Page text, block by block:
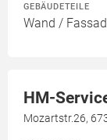
GEBÄUDETEILE
Wand /
HM-
Mozartstr.26,